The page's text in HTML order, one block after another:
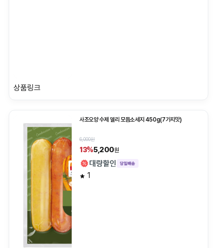
상품링크
사조오양 수제 델리 모듬소세지 450g(7가지맛)
6,000원
13%5,200원
1